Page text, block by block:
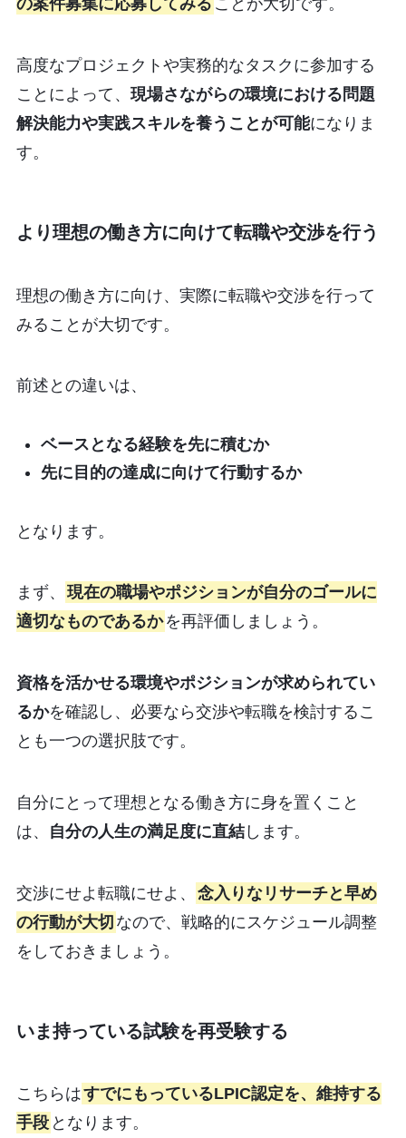
の案件募集に応募してみる ことが大切です。
高度なプロジェクトや実務的なタスクに参加する
ことによって、 現場さながらの環境における問題
解決能力や実践スキルを養うことが可能になりま
す。
より理想の働き方に向けて転職や交渉を行う
理想の働き方に向け、実際に転職や交渉を行って
みることが大切です。
前述との違いは、
ベースとなる経験を先に積むか
先に目的の達成に向けて行動するか
となります。
まず、
現在の職場やポジションが自分のゴールに
適切なものであるか を再評価しましょう。
資格を活かせる環境やポジションが求められてい
るかを確認し、必要なら交渉や転職を検討するこ
とも一つの選択肢です。
自分にとって理想となる働き方に身を置くこと
は、
自分の人生の満足度に直結します。
交渉にせよ転職にせよ、
念入りなリサーチと早め
の行動が大切 なので、戦略的にスケジュール調整
をしておきましょう。
いま持っている試験を再受験する
こちらはすでにもっているLPIC認定を、維持する
手段 となります。